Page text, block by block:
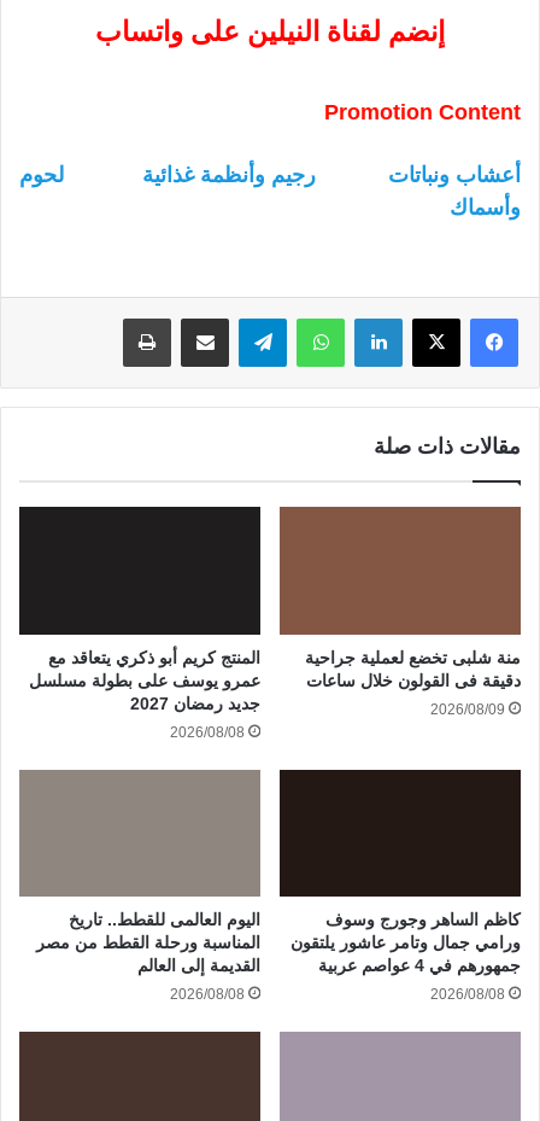
إنضم لقناة النيلين على واتساب
Promotion Content
أعشاب ونباتات رجيم وأنظمة غذائية
لحوم
وأسماك
لينكدإن واتساب
مقالات ذات صلة
منة شلبى تخضع لعملية جراحية
دقيقة فى القولون خلال ساعات
2026/08/09
المنتج كريم أبو ذكري يتعاقد مع
عمرو يوسف على بطولة مسلسل
جديد رمضان 2027
2026/08/08
كاظم الساهر وجورج وسوف
ورامي جمال وتامر عاشور يلتقون
جمهورهم في 4 عواصم عربية
2026/08/08
اليوم العالمى للقطط.. تاريخ
المناسبة ورحلة القطط من مصر
القديمة إلى العالم
2026/08/08